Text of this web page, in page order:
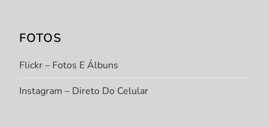
FOTOS
Flickr – Fotos E Álbuns
Instagram – Direto Do Celular